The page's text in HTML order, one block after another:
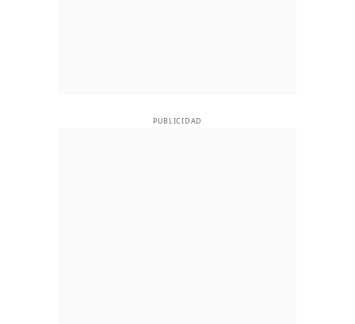
PUBLICIDAD